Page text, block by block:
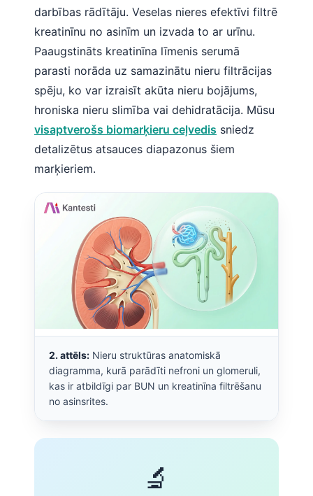
darbības rādītāju. Veselas nieres efektīvi filtrē
kreatinīnu no asinīm un izvada to ar urīnu.
Paaugstināts kreatinīna līmenis serumā
parasti norāda uz samazinātu nieru filtrācijas
spēju, ko var izraisīt akūta nieru bojājums,
hroniska nieru slimība vai dehidratācija. Mūsu
visaptverošs biomarķieru ceļvedis sniedz
detalizētus atsauces diapazonus šiem
marķieriem.
2. attēls: Nieru struktūras anatomiskā
diagramma, kurā parādīti nefroni un glomeruli,
kas ir atbildīgi par BUN un kreatinīna filtrēšanu
no asinsrites.
🔬